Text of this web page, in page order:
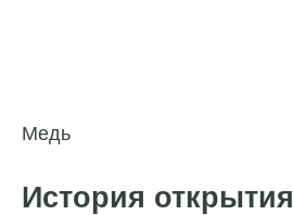
Медь
История открытия